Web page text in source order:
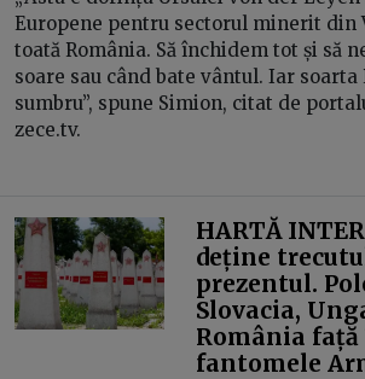
Europene pentru sectorul minerit din
toată România. Să închidem tot și să
soare sau când bate vântul. Iar soarta
sumbru”, spune Simion, citat de
zece.tv.
HARTĂ
deține
prezentul.
Slovacia,
România
fantomele